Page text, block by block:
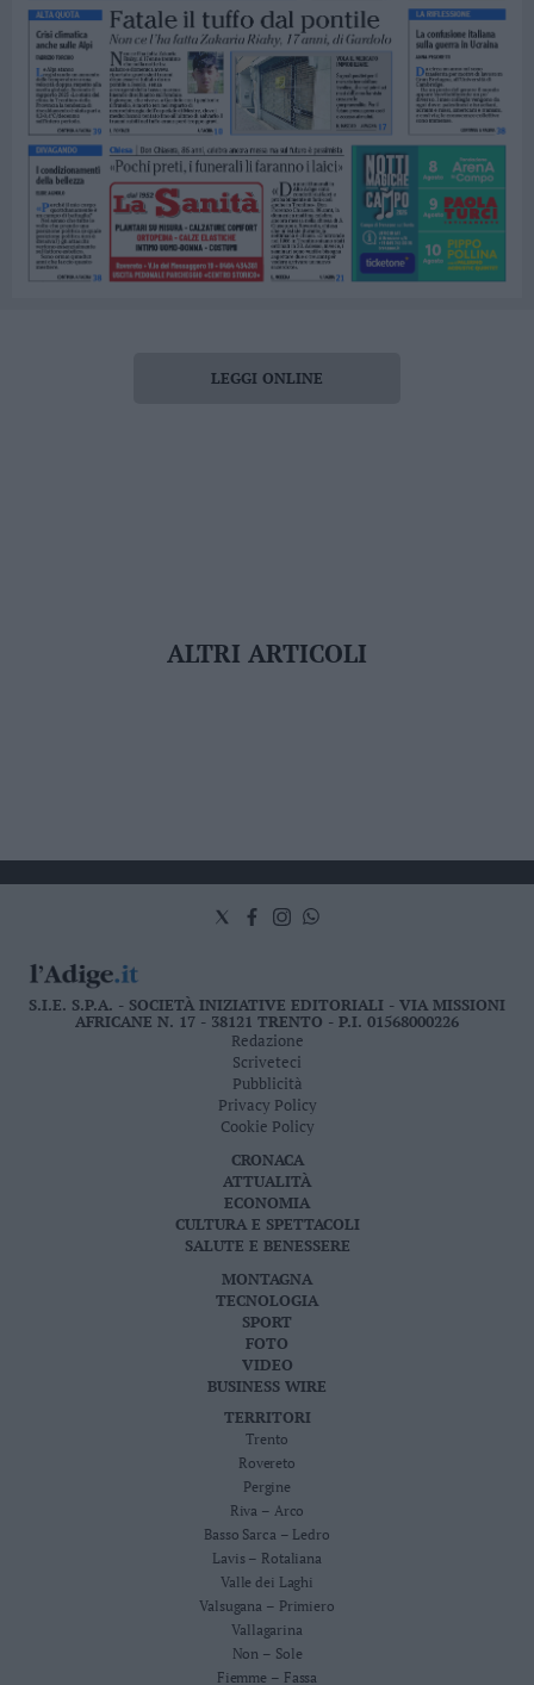
LEGGI ONLINE
ALTRI ARTICOLI
S.I.E. S.P.A. - SOCIETÀ INIZIATIVE EDITORIALI - VIA MISSIONI
AFRICANE N. 17 - 38121 TRENTO - P.I. 01568000226
Redazione
Scriveteci
Pubblicità
Privacy Policy
Cookie Policy
CRONACA
ATTUALITÀ
ECONOMIA
CULTURA E SPETTACOLI
SALUTE E BENESSERE
MONTAGNA
TECNOLOGIA
SPORT
FOTO
VIDEO
BUSINESS WIRE
TERRITORI
Trento
Rovereto
Pergine
Riva – Arco
Basso Sarca – Ledro
Lavis – Rotaliana
Valle dei Laghi
Valsugana – Primiero
Vallagarina
Non – Sole
Fiemme – Fassa